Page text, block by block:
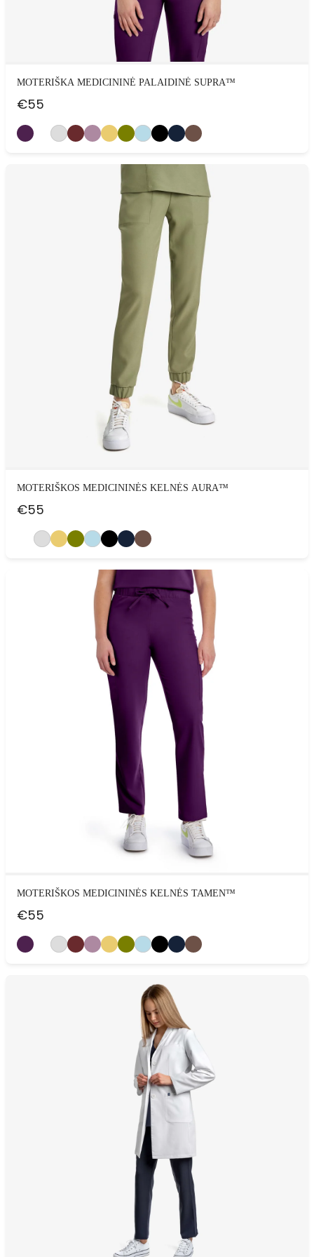
MOTERIŠKA MEDICININĖ PALAIDINĖ SUPRA™
€55
MOTERIŠKOS MEDICININĖS KELNĖS AURA™
€55
MOTERIŠKOS MEDICININĖS KELNĖS TAMEN™
€55